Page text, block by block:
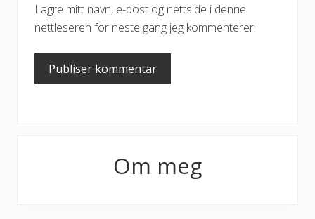
Lagre mitt navn, e-post og nettside i denne
nettleseren for neste gang jeg kommenterer.
Om meg